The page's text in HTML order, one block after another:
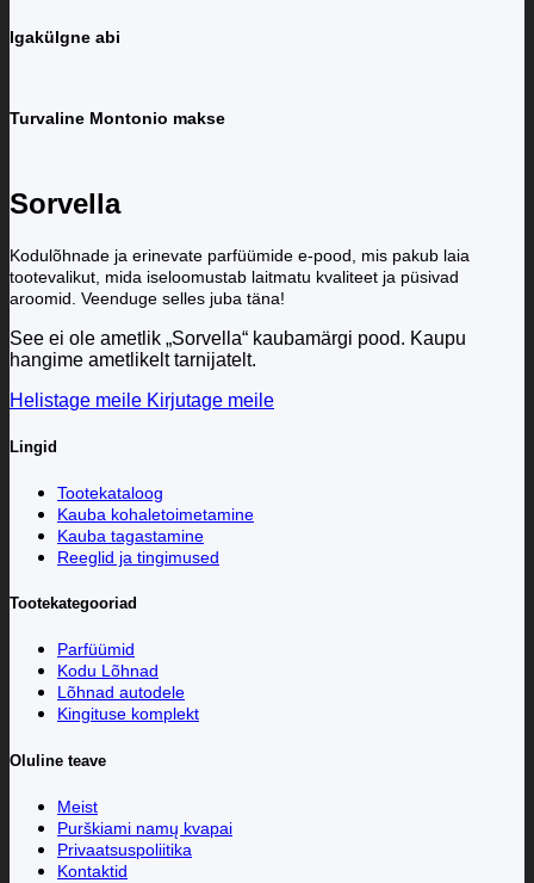
Igakülgne abi
Turvaline Montonio makse
Sorvella
Kodulõhnade ja erinevate parfüümide e-pood, mis pakub laia
tootevalikut, mida iseloomustab laitmatu kvaliteet ja püsivad
aroomid. Veenduge selles juba täna!
See ei ole ametlik „Sorvella“ kaubamärgi pood. Kaupu
hangime ametlikelt tarnijatelt.
Helistage meile Kirjutage meile
Lingid
Tootekataloog
Kauba kohaletoimetamine
Kauba tagastamine
Reeglid ja tingimused
Tootekategooriad
Parfüümid
Kodu Lõhnad
Lõhnad autodele
Kingituse komplekt
Oluline teave
Meist
Purškiami namų kvapai
Privaatsuspoliitika
Kontaktid